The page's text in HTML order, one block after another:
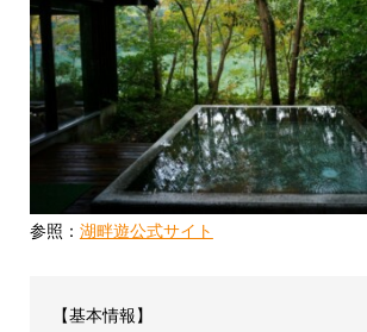
参照： 湖畔遊公式サイト
【基本情報】